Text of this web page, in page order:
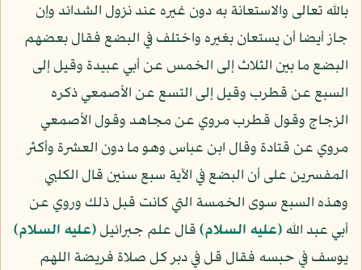
بالله تعالى والاستعانة به دون غيره عند نزول الشدائد وإن
جاز أيضا أن يستعان بغيره واختلف في البضع فقال بعضهم
البضع ما بين الثلاث إلى الخمس عن أبي عبيدة وقيل إلى
السبع عن قطرب وقيل إلى التسع عن الأصمعي ذكره
الزجاج وقول قطرب مروي عن مجاهد وقول الأصمعي
مروي عن قتادة وقال ابن عباس وهو ما دون العشرة وأكثر
المفسرين على أن البضع في الآية سبع سنين قال الكلبي
وهذه السبع سوى الخمسة التي كانت قبل ذلك وروي عن
أبي عبد الله(عليه السلام)قال علم جبرائيل(عليه السلام)
يوسف في حبسه فقال قل في دبر كل صلاة فريضة اللهم